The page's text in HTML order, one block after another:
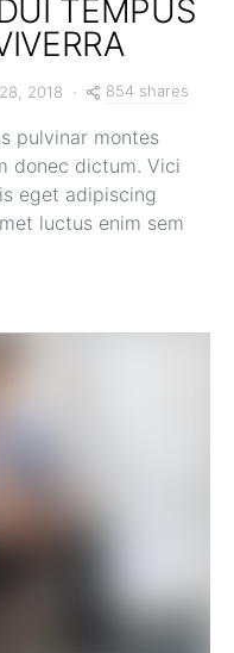
TEMPUS
2018 854 shares
pulvinar montes
donec dictum. Vici
eget adipiscing
luctus enim sem